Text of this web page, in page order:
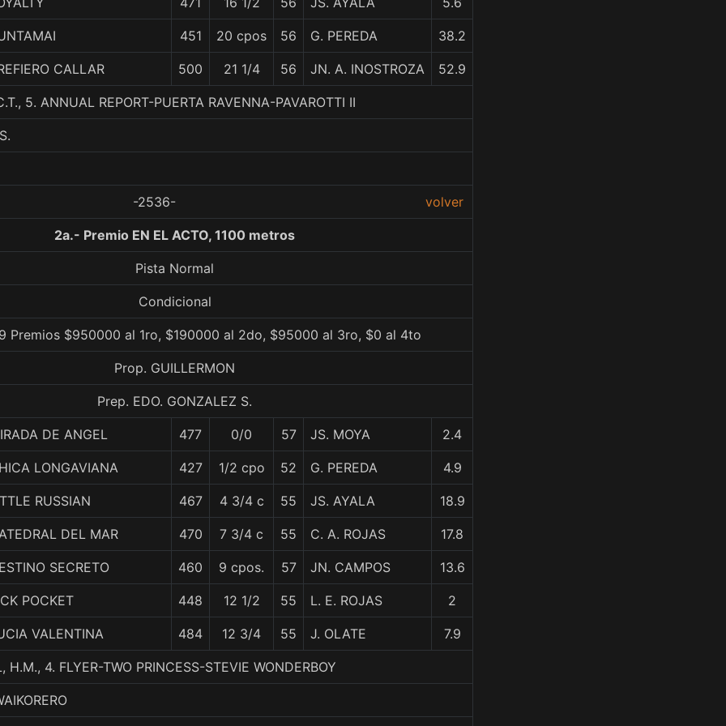
451 20 cpos 56 G. PEREDA 38.2
CALLAR 500 21 1/4 56 JN. A. INOSTROZA 52.9
5. ANNUAL REPORT-PUERTA RAVENNA-PAVAROTTI II
-2536- volver
2a.- Premio EN EL ACTO, 1100 metros
Pista Normal
Condicional
Premios $950000 al 1ro, $190000 al 2do, $95000 al 3ro, $0 al 4to
Prop. GUILLERMON
Prep. EDO. GONZALEZ S.
DE ANGEL 477 0/0 57 JS. MOYA 2.4
LONGAVIANA 427 1/2 cpo 52 G. PEREDA 4.9
RUSSIAN 467 4 3/4 c 55 JS. AYALA 18.9
DEL MAR 470 7 3/4 c 55 C. A. ROJAS 17.8
SECRETO 460 9 cpos. 57 JN. CAMPOS 13.6
POCKET 448 12 1/2 55 L. E. ROJAS 2
VALENTINA 484 12 3/4 55 J. OLATE 7.9
H.M., 4. FLYER-TWO PRINCESS-STEVIE WONDERBOY